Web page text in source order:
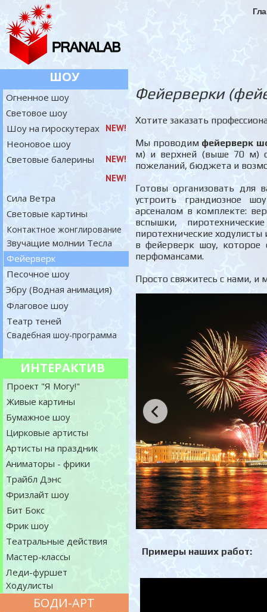
ШОУ
NEW!
NEW!
ИНТЕРАКТИВ
БОДИ-АРТ
NEW!
Огненное шоу
Световое шоу
Песочное шоу
Фейерверк
Контактное жонглирование
Проект "Я Могу!"
Живые картины
Бумажное шоу
Цирковые артисты
Артисты на праздник
Трайбл Дэнс
Аниматоры - фрики
Фризлайт шоу
Бит Бокс
Фрик шоу
Театральные действия
Мастер-классы
Леди-фуршет
Ходулисты
Световые картины
Сила Ветра
Звучащие молнии Тесла
Неоновое шоу
Флаговое шоу
Эбру (Водная анимация)
Театр теней
Свадебная шоу-программа
Световые балерины
Шоу на гироскутерах
Фейерверки
Хотите заказать
Мы проводим фейерверк
м) и верхней (выше 70 м) с
пожеланий, бюджета и
Готовы организовать для
устроить грандиозное
арсеналом в комплекте:
вспышки,
пиротехнические ходулисты
в фейерверк шоу, которое
перфомансами.
Просто свяжитесь с нами,
Примеры наших работ: